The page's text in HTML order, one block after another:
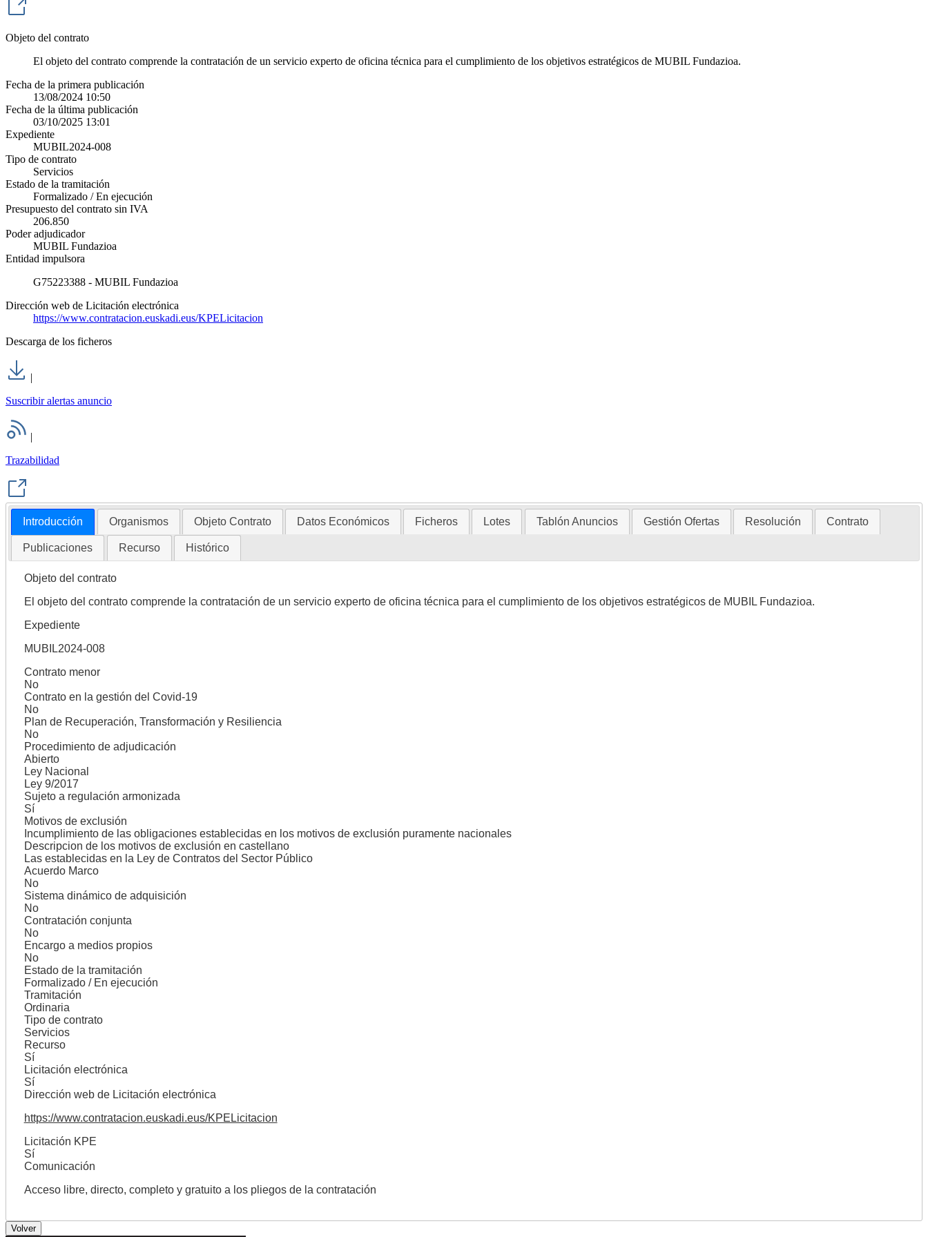
Objeto del contrato
El objeto del contrato comprende la contratación de un servicio experto de oficina técnica para el cumplimiento de los objetivos estratégicos de MUBIL Fundazioa.
Fecha de la primera publicación
13/08/2024 10:50
Fecha de la última publicación
03/10/2025 13:01
Expediente
MUBIL2024-008
Tipo de contrato
Servicios
Estado de la tramitación
Formalizado / En ejecución
Presupuesto del contrato sin IVA
206.850
Poder adjudicador
MUBIL Fundazioa
Entidad impulsora
G75223388 - MUBIL Fundazioa
Dirección web de Licitación electrónica
https://www.contratacion.euskadi.eus/KPELicitacion
Descarga de los ficheros
|
Suscribir alertas anuncio
|
Trazabilidad
Introducción Organismos Objeto Contrato Datos Económicos Ficheros Lotes Tablón Anuncios Gestión Ofertas Resolución Contrato
Publicaciones Recurso Histórico
Objeto del contrato
El objeto del contrato comprende la contratación de un servicio experto de oficina técnica para el cumplimiento de los objetivos estratégicos de MUBIL Fundazioa.
Expediente
MUBIL2024-008
Contrato menor
No
Contrato en la gestión del Covid-19
No
Plan de Recuperación, Transformación y Resiliencia
No
Procedimiento de adjudicación
Abierto
Ley Nacional
Ley 9/2017
Sujeto a regulación armonizada
Sí
Motivos de exclusión
Incumplimiento de las obligaciones establecidas en los motivos de exclusión puramente nacionales
Descripcion de los motivos de exclusión en castellano
Las establecidas en la Ley de Contratos del Sector Público
Acuerdo Marco
No
Sistema dinámico de adquisición
No
Contratación conjunta
No
Encargo a medios propios
No
Estado de la tramitación
Formalizado / En ejecución
Tramitación
Ordinaria
Tipo de contrato
Servicios
Recurso
Sí
Licitación electrónica
Sí
Dirección web de Licitación electrónica
https://www.contratacion.euskadi.eus/KPELicitacion
Licitación KPE
Sí
Comunicación
Acceso libre, directo, completo y gratuito a los pliegos de la contratación